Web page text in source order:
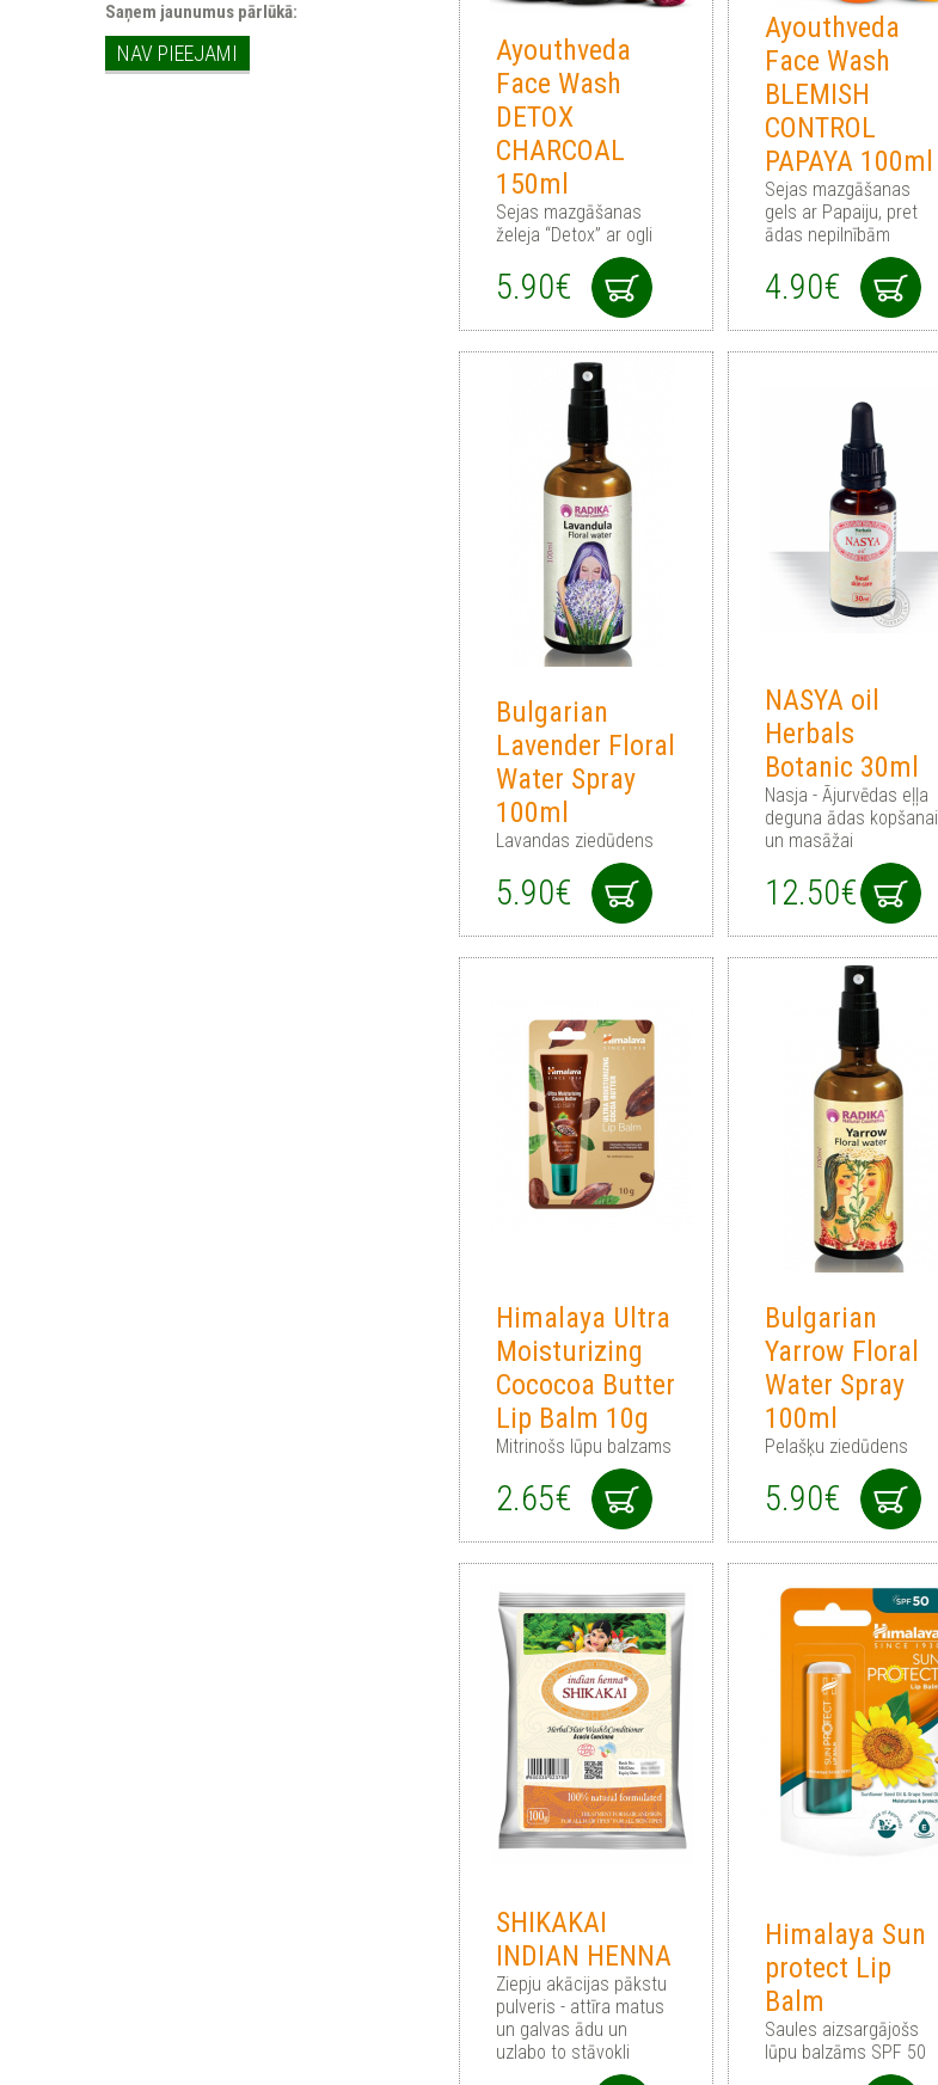
Saņem jaunumus pārlūkā:
NAV PIEEJAMI
Ayouthveda
Face Wash
DETOX
CHARCOAL
150ml
Sejas mazgāšanas
želeja “Detox” ar ogli
5.90€
Ayouthveda
Face Wash
BLEMISH
CONTROL
PAPAYA 100ml
Sejas mazgāšanas
gels ar Papaiju, pret
ādas nepilnībām
4.90€
Bulgarian
Lavender Floral
Water Spray
100ml
Lavandas ziedūdens
5.90€
NASYA oil
Herbals
Botanic 30ml
Nasja - Ājurvēdas eļļa
deguna ādas kopšanai
un masāžai
12.50€
Himalaya Ultra
Moisturizing
Cococoa Butter
Lip Balm 10g
Mitrinošs lūpu balzams
2.65€
Bulgarian
Yarrow Floral
Water Spray
100ml
Pelašķu ziedūdens
5.90€
SHIKAKAI
INDIAN HENNA
Ziepju akācijas pākstu
pulveris - attīra matus
un galvas ādu un
uzlabo to stāvokli
Himalaya Sun
protect Lip
Balm
Saules aizsargājošs
lūpu balzāms SPF 50